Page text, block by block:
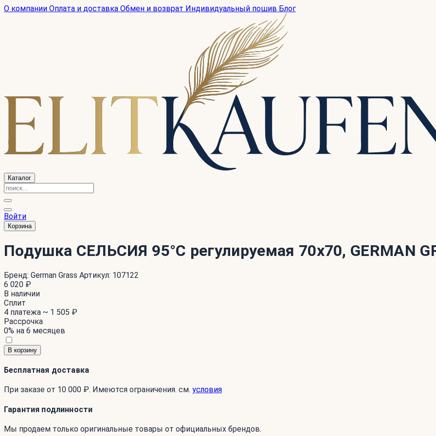
О компании Оплата и доставка Обмен и возврат Индивидуальный пошив Блог
Каталог
Войти
Корзина
Подушка СЕЛЬСИЯ 95°C регулируемая 70x70, GERMAN
Бренд: German Grass Артикул: 107122
6 020 ₽
В наличии
Сплит
4 платежа ~ 1 505 ₽
Рассрочка
0% на 6 месяцев
В корзину
Бесплатная доставка
При заказе от 10 000 ₽. Имеются ограничения. см. условия
Гарантия подлинности
Мы продаем только оригинальные товары от официальных брендов.